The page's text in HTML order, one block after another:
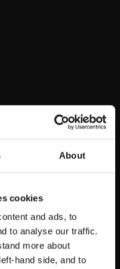
About
cookies
and ads, to
to analyse our traffic.
more about
hand side, and to